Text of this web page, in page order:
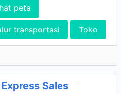
peta
transportasi Toko
Sales